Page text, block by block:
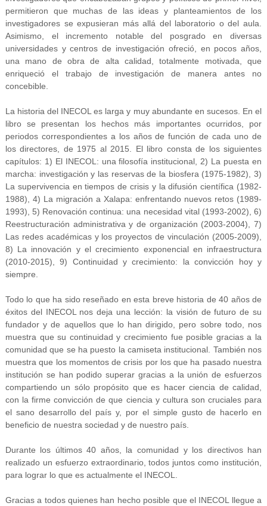
permitieron que muchas de las ideas y planteamientos de los
investigadores se expusieran más allá del laboratorio o del aula.
Asimismo, el incremento notable del posgrado en diversas
universidades y centros de investigación ofreció, en pocos años,
una mano de obra de alta calidad, totalmente motivada, que
enriqueció el trabajo de investigación de manera antes no
concebible.
La historia del INECOL es larga y muy abundante en sucesos. En el
libro se presentan los hechos más importantes ocurridos, por
periodos correspondientes a los años de función de cada uno de
los directores, de 1975 al 2015. El libro consta de los siguientes
capítulos: 1) El INECOL: una filosofía institucional, 2) La puesta en
marcha: investigación y las reservas de la biosfera (1975-1982), 3)
La supervivencia en tiempos de crisis y la difusión científica (1982-
1988), 4) La migración a Xalapa: enfrentando nuevos retos (1989-
1993), 5) Renovación continua: una necesidad vital (1993-2002), 6)
Reestructuración administrativa y de organización (2003-2004), 7)
Las redes académicas y los proyectos de vinculación (2005-2009),
8) La innovación y el crecimiento exponencial en infraestructura
(2010-2015), 9) Continuidad y crecimiento: la convicción hoy y
siempre.
Todo lo que ha sido reseñado en esta breve historia de 40 años de
éxitos del INECOL nos deja una lección: la visión de futuro de su
fundador y de aquellos que lo han dirigido, pero sobre todo, nos
muestra que su continuidad y crecimiento fue posible gracias a la
comunidad que se ha puesto la camiseta institucional. También nos
muestra que los momentos de crisis por los que ha pasado nuestra
institución se han podido superar gracias a la unión de esfuerzos
compartiendo un sólo propósito que es hacer ciencia de calidad,
con la firme convicción de que ciencia y cultura son cruciales para
el sano desarrollo del país y, por el simple gusto de hacerlo en
beneficio de nuestra sociedad y de nuestro país.
Durante los últimos 40 años, la comunidad y los directivos han
realizado un esfuerzo extraordinario, todos juntos como institución,
para lograr lo que es actualmente el INECOL.
Gracias a todos quienes han hecho posible que el INECOL llegue a